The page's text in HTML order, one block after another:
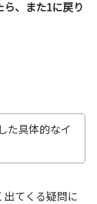
ら、また1に戻り
た具体的なイ
てくる疑問に